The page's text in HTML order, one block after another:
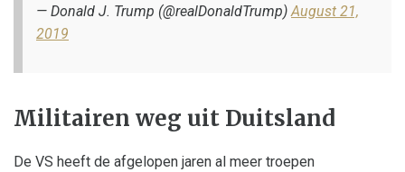
— Donald J. Trump (@realDonaldTrump)August 21,
2019
Militairen weg uit Duitsland
De VS heeft de afgelopen jaren al meer troepen